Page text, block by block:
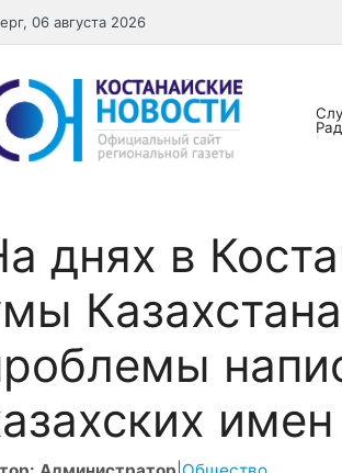
06 августа 2026
днях в